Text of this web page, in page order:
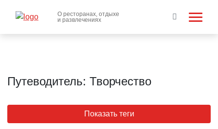
О ресторанах, отдыхе
и развлечениях
Путеводитель: Творчество
Показать теги
Этнический фестиваль «Крутушка»
2026 Казань — программа,